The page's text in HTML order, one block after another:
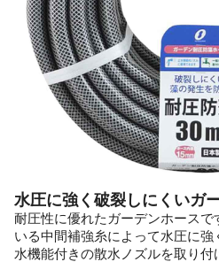
水圧に強く破裂しにくいガ
耐圧性に優れたガーデンホースで
いる中間補強糸によって水圧に強
水機能付きの散水ノズルを取り